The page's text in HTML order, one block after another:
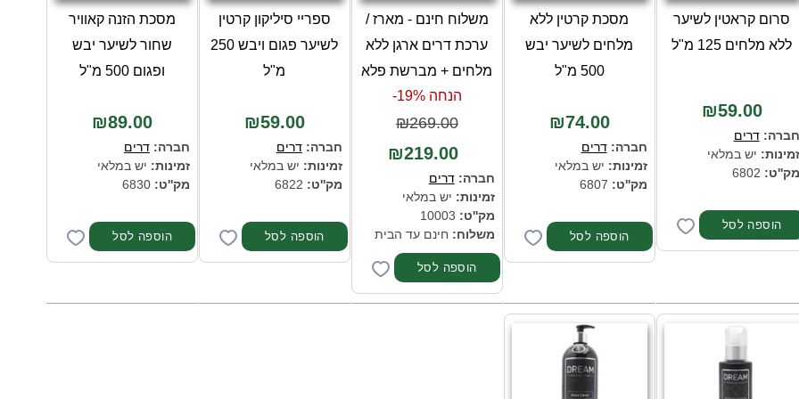
סרום קראטין לשיער
ללא מלחים 125 מ"ל
₪59.00
חברה:דרים
זמינות: יש במלאי
מק''ט:
מסכת קרטין ללא
מלחים לשיער יבש
500 מ"ל
₪74.00
חברה:דרים
זמינות: יש במלאי
מק''ט:
משלוח חינם - מארז /
ערכת דרים ארגן ללא
מלחים + מברשת פלא
הנחה 19%-
₪269.00
₪219.00
חברה:דרים
זמינות: יש במלאי
מק''ט:
משלוח: חינם עד הבית
ספריי סיליקון קרטין
לשיער פגום ויבש 250
מ"ל
₪59.00
חברה:דרים
זמינות: יש במלאי
מק''ט:
מסכת הזנה קאוויר
שחור לשיער יבש
ופגום 500 מ"ל
₪89.00
חברה:דרים
זמינות: יש במלאי
מק''ט: 6830